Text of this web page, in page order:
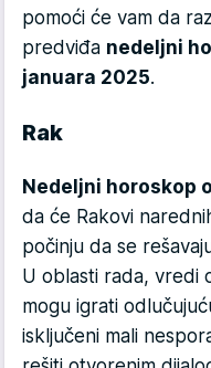
pomoći će vam da
predviđa nedeljni
januara 2025.
Rak
Nedeljni horoskop
da će Rakovi
počinju da se
U oblasti rada, vredi
mogu igrati
isključeni mali